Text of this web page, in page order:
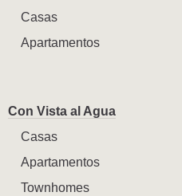
Casas
Apartamentos
Con Vista al Agua
Casas
Apartamentos
Townhomes